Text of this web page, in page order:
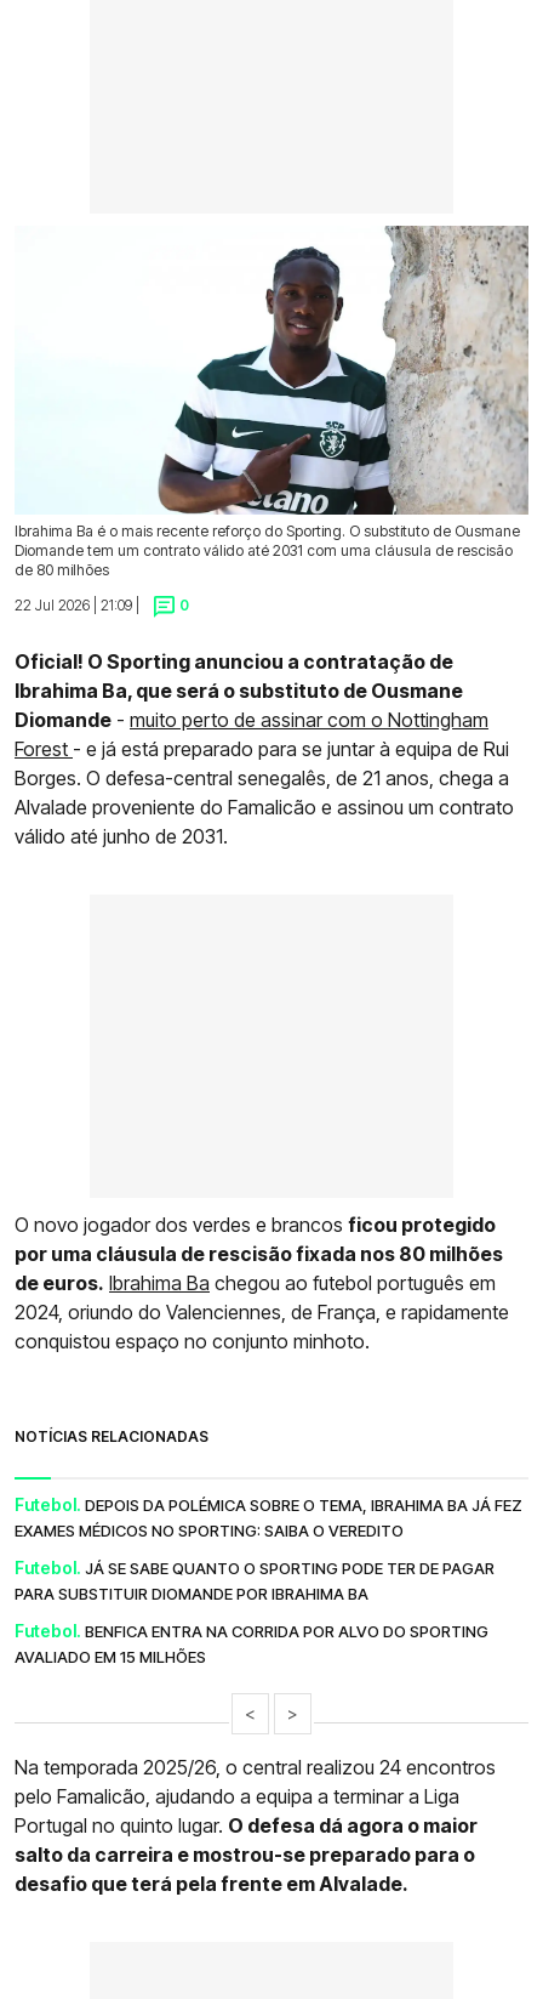
Ibrahima Ba é o mais recente reforço do Sporting. O substituto de Ousmane
Diomande tem um contrato válido até 2031 com uma cláusula de rescisão
de 80 milhões
22 Jul 2026 | 21:09 |
0
Oficial! O Sporting anunciou a contratação de
Ibrahima Ba, que será o substituto de Ousmane
Diomande - muito perto de assinar com o Nottingham
Forest - e já está preparado para se juntar à equipa de Rui
Borges. O defesa-central senegalês, de 21 anos, chega a
Alvalade proveniente do Famalicão e assinou um contrato
válido até junho de 2031.
O novo jogador dos verdes e brancos ficou protegido
por uma cláusula de rescisão fixada nos 80 milhões
de euros. Ibrahima Ba chegou ao futebol português em
2024, oriundo do Valenciennes, de França, e rapidamente
conquistou espaço no conjunto minhoto.
NOTÍCIAS RELACIONADAS
Futebol. DEPOIS DA POLÉMICA SOBRE O TEMA, IBRAHIMA BA JÁ FEZ
EXAMES MÉDICOS NO SPORTING: SAIBA O VEREDITO
Futebol. JÁ SE SABE QUANTO O SPORTING PODE TER DE PAGAR
PARA SUBSTITUIR DIOMANDE POR IBRAHIMA BA
Futebol. BENFICA ENTRA NA CORRIDA POR ALVO DO SPORTING
AVALIADO EM 15 MILHÕES
< >
Na temporada 2025/26, o central realizou 24 encontros
pelo Famalicão, ajudando a equipa a terminar a Liga
Portugal no quinto lugar. O defesa dá agora o maior
salto da carreira e mostrou-se preparado para o
desafio que terá pela frente em Alvalade.